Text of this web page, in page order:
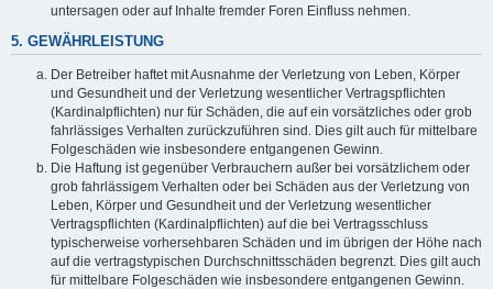
untersagen oder auf Inhalte fremder Foren Einfluss nehmen.
5. GEWÄHRLEISTUNG
Der Betreiber haftet mit Ausnahme der Verletzung von Leben, Körper
und Gesundheit und der Verletzung wesentlicher Vertragspflichten
(Kardinalpflichten) nur für Schäden, die auf ein vorsätzliches oder grob
fahrlässiges Verhalten zurückzuführen sind. Dies gilt auch für mittelbare
Folgeschäden wie insbesondere entgangenen Gewinn.
Die Haftung ist gegenüber Verbrauchern außer bei vorsätzlichem oder
grob fahrlässigem Verhalten oder bei Schäden aus der Verletzung von
Leben, Körper und Gesundheit und der Verletzung wesentlicher
Vertragspflichten (Kardinalpflichten) auf die bei Vertragsschluss
typischerweise vorhersehbaren Schäden und im übrigen der Höhe nach
auf die vertragstypischen Durchschnittsschäden begrenzt. Dies gilt auch
für mittelbare Folgeschäden wie insbesondere entgangenen Gewinn.